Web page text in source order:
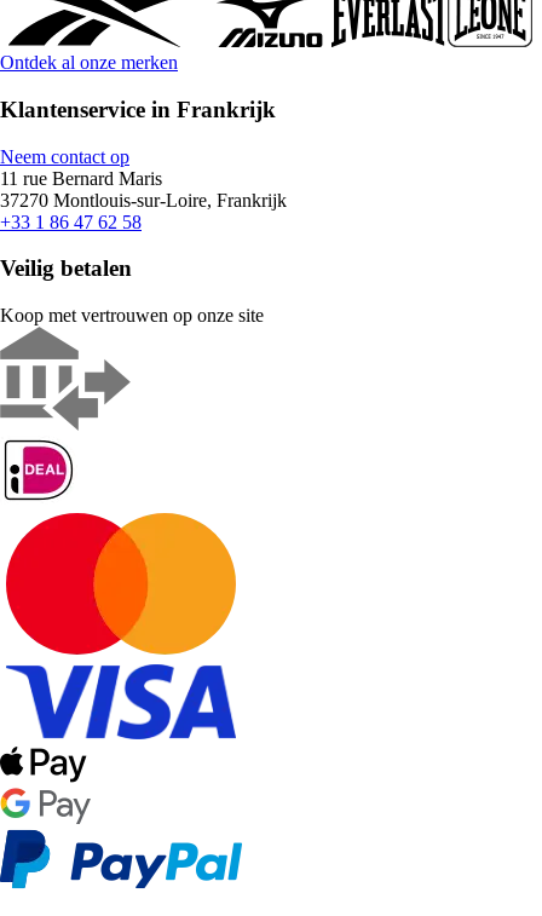
Ontdek al onze merken
Klantenservice in Frankrijk
Neem contact op
11 rue Bernard Maris
37270 Montlouis-sur-Loire, Frankrijk
+33 1 86 47 62 58
Veilig betalen
Koop met vertrouwen op onze site